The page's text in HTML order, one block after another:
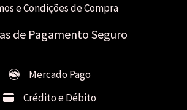
e Condições de Compra
de Pagamento Seguro
Mercado Pago
Crédito e Débito